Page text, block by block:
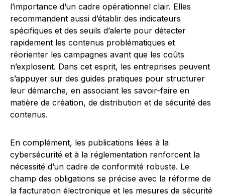
l’importance d’un cadre opérationnel clair. Elles
recommandent aussi d’établir des indicateurs
spécifiques et des seuils d’alerte pour détecter
rapidement les contenus problématiques et
réorienter les campagnes avant que les coûts
n’explosent. Dans cet esprit, les entreprises peuvent
s’appuyer sur des guides pratiques pour structurer
leur démarche, en associant les savoir-faire en
matière de création, de distribution et de sécurité des
contenus.
En complément, les publications liées à la
cybersécurité et à la réglementation renforcent la
nécessité d’un cadre de conformité robuste. Le
champ des obligations se précise avec la réforme de
la facturation électronique et les mesures de sécurité